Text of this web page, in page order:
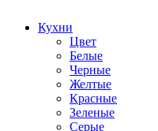
Кухни
Цвет
Белые
Черные
Желтые
Красные
Зеленые
Серые